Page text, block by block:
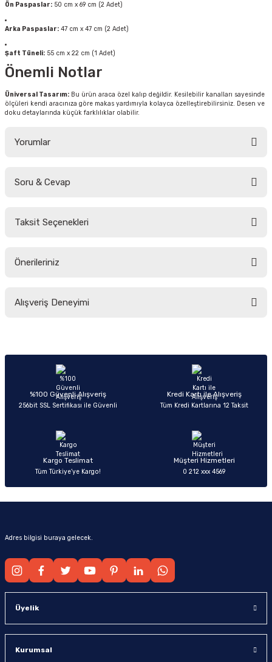
Ön Paspaslar: 50 cm x 69 cm (2 Adet)
Arka Paspaslar: 47 cm x 47 cm (2 Adet)
Şaft Tüneli: 55 cm x 22 cm (1 Adet)
Önemli Notlar
Üniversal Tasarım: Bu ürün araca özel kalıp değildir. Kesilebilir kanalları sayesinde
ölçüleri kendi aracınıza göre makas yardımıyla kolayca özelleştirebilirsiniz. Desen ve
doku detaylarında küçük farklılıklar olabilir.
Yorumlar
Soru & Cevap
Taksit Seçenekleri
Önerileriniz
yetersiz gördüğünüz noktaları öneri formunu kullanarak tarafımıza
Ürün açıklamasında eksik bilgiler bulunuyor.
Ürün bilgilerinde hatalar bulunuyor.
Ürün fiyatı diğer sitelerden daha pahalı.
Alışveriş Deneyimi
Sitemize ilk yorumu siz yapın!
%100 Güvenli Alışveriş
256bit SSL Sertifikası ile Güvenli
Kredi Kartı ile Alışveriş
Tüm Kredi Kartlarına 12 Taksit
Kargo Teslimat
Tüm Türkiye’ye Kargo!
Müşteri Hizmetleri
0 212 xxx 4569
Adres bilgisi buraya gelecek.
Üyelik
Kurumsal